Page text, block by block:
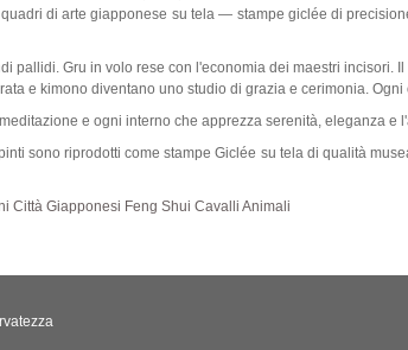
di arte giapponese su tela — stampe giclée di
pallidi. Gru in volo rese con l'economia dei maestri
e kimono diventano uno studio di grazia e cerimonia.
e ogni interno che apprezza serenità, eleganza e
sono riprodotti come stampe Giclée su tela di qualità
Città Giapponesi Feng Shui Cavalli Animali